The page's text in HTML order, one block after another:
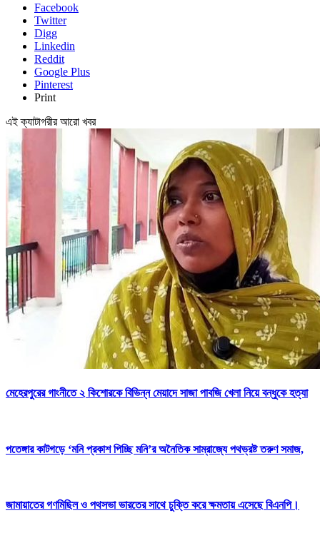
Facebook
Twitter
Digg
Linkedin
Reddit
Google Plus
Pinterest
Print
এই ক্যাটাগরীর আরো খবর
মেহেরপুরের গাংনীতে ২ কিশোরকে বিভিন্ন মেয়াদে সাজা পাবজি খেলা নিয়ে বন্ধুকে হত্যা
পতেঙ্গার কাটগড়ে ‘মনি প্রকাশ পিচ্ছি মনি’র অনৈতিক সাম্রাজ্যে পথভ্রষ্ট তরুণ সমাজ,
জামায়াতের গণমিছিল ও পথসভা ভারতের সাথে চুক্তি করে ক্ষমতায় এসেছে বিএনপি।